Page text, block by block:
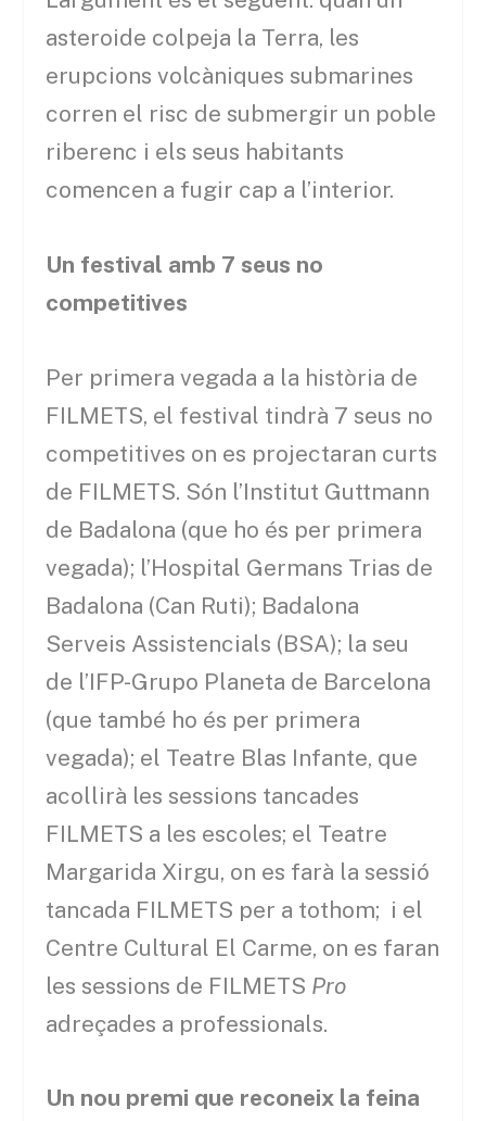
asteroide colpeja la Terra, les
erupcions volcàniques submarines
corren el risc de submergir un poble
riberenc i els seus habitants
comencen a fugir cap a l’interior.
Un festival amb 7 seus no
competitives
Per primera vegada a la història de
FILMETS, el festival tindrà 7 seus no
competitives on es projectaran curts
de FILMETS. Són l’Institut Guttmann
de Badalona (que ho és per primera
vegada); l’Hospital Germans Trias de
Badalona (Can Ruti); Badalona
Serveis Assistencials (BSA); la seu
de l’IFP-Grupo Planeta de Barcelona
(que també ho és per primera
vegada); el Teatre Blas Infante, que
acollirà les sessions tancades
FILMETS a les escoles; el Teatre
Margarida Xirgu, on es farà la sessió
tancada FILMETS per a tothom; i el
Centre Cultural El Carme, on es faran
les sessions de FILMETS Pro
adreçades a professionals.
Un nou premi que reconeix la feina